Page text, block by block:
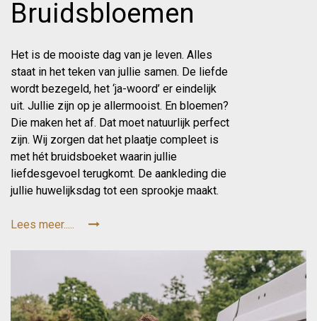
Bruidsbloemen
Het is de mooiste dag van je leven. Alles
staat in het teken van jullie samen. De liefde
wordt bezegeld, het ‘ja-woord’ er eindelijk
uit. Jullie zijn op je allermooist. En bloemen?
Die maken het af. Dat moet natuurlijk perfect
zijn. Wij zorgen dat het plaatje compleet is
met hét bruidsboeket waarin jullie
liefdesgevoel terugkomt. De aankleding die
jullie huwelijksdag tot een sprookje maakt.
Lees meer.....